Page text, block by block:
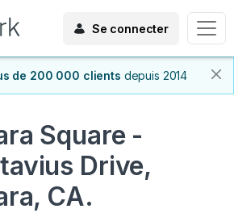
Se connecter
de 200 000 clients depuis 2014
Square -
Drive,
CA.